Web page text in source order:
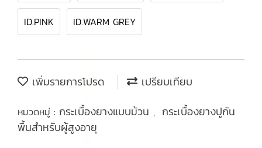
ID.PINK ID.WARM GREY
เพิ่มรายการโปรด เปรียบเทียบ
หมวดหมู่ : กระเบื้องยางแบบม้วน , กระเบื้องยางปูกัน
พื้นสำหรับผู้สูงอายุ